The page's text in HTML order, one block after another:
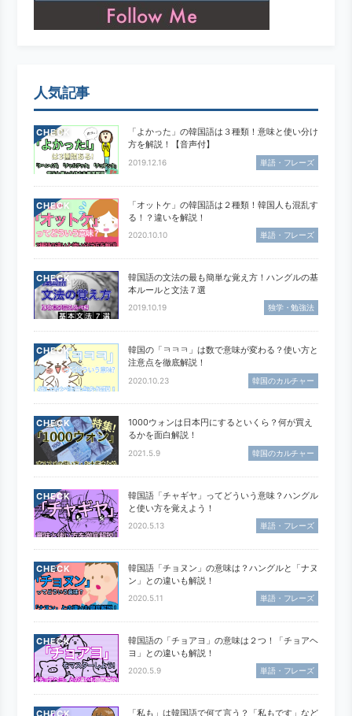
人気記事
CHECK
「よかった」の韓国語は３種類！意味と使い分け
方を解説！【音声付】
2019.12.16 単語・フレーズ
CHECK
「オットケ」の韓国語は２種類！韓国人も混乱す
る！？違いを解説！
2020.10.10 単語・フレーズ
CHECK
韓国語の文法の最も簡単な覚え方！ハングルの基
本ルールと文法７選
2019.10.19 独学・勉強法
CHECK
韓国の「ㅋㅋㅋ」は数で意味が変わる？使い方と
注意点を徹底解説！
2020.10.23 韓国のカルチャー
CHECK
1000ウォンは日本円にするといくら？何が買え
るかを面白解説！
2021.5.9 韓国のカルチャー
CHECK
韓国語「チャギヤ」ってどういう意味？ハングル
と使い方を覚えよう！
2020.5.13 単語・フレーズ
CHECK
韓国語「チョヌン」の意味は？ハングルと「ナヌ
ン」との違いも解説！
2020.5.11 単語・フレーズ
CHECK
韓国語の「チョアヨ」の意味は２つ！「チョアヘ
ヨ」との違いも解説！
2020.5.9 単語・フレーズ